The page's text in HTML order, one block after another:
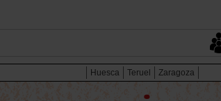
Huesca Teruel Zaragoza